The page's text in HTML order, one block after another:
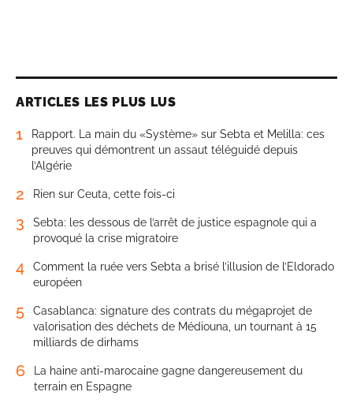
ARTICLES LES PLUS LUS
1
Rapport. La main du «Système» sur Sebta et Melilla: ces
preuves qui démontrent un assaut téléguidé depuis
l’Algérie
2 Rien sur Ceuta, cette fois-ci
3
Sebta: les dessous de l’arrêt de justice espagnole qui a
provoqué la crise migratoire
4
Comment la ruée vers Sebta a brisé l’illusion de l’Eldorado
européen
5
Casablanca: signature des contrats du mégaprojet de
valorisation des déchets de Médiouna, un tournant à 15
milliards de dirhams
6
La haine anti-marocaine gagne dangereusement du
terrain en Espagne